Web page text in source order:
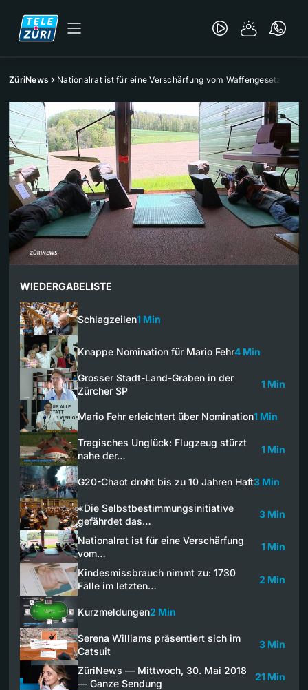
ZüriNews Nationalrat ist für eine Verschärfung vom Waffengesetz
WIEDERGABELISTE
Schlagzeilen1 Min
Knappe Nomination für Mario Fehr4 Min
Grosser Stadt-Land-Graben in der
Zürcher SP
1 Min
Mario Fehr erleichtert über Nomination1 Min
Tragisches Unglück: Flugzeug stürzt
nahe der…
1 Min
G20-Chaot droht bis zu 10 Jahren Haft3 Min
«Die Selbstbestimmungsinitiative
gefährdet das…
3 Min
Nationalrat ist für eine Verschärfung
vom…
1 Min
Kindesmissbrauch nimmt zu: 1730
Fälle im letzten…
2 Min
Kurzmeldungen2 Min
Serena Williams präsentiert sich im
Catsuit
3 Min
ZüriNews — Mittwoch, 30. Mai 2018
— Ganze Sendung
21 Min